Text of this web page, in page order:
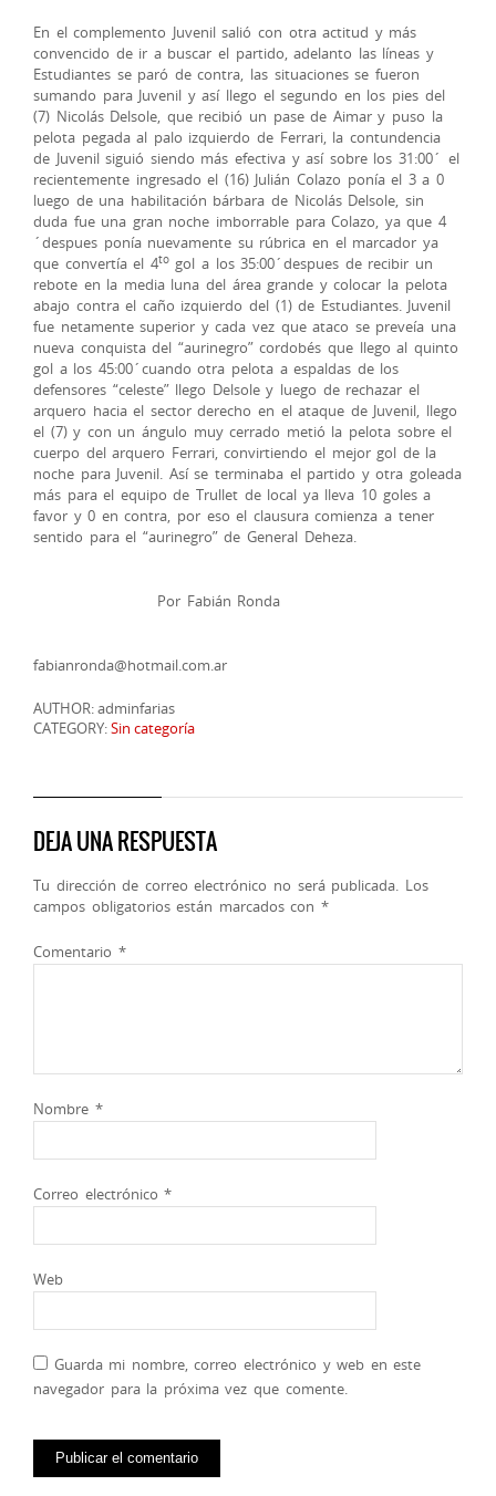
En el complemento Juvenil salió con otra actitud y más
convencido de ir a buscar el partido, adelanto las líneas y
Estudiantes se paró de contra, las situaciones se fueron
sumando para Juvenil y así llego el segundo en los pies del
(7) Nicolás Delsole, que recibió un pase de Aimar y puso la
pelota pegada al palo izquierdo de Ferrari, la contundencia
de Juvenil siguió siendo más efectiva y así sobre los 31:00´ el
recientemente ingresado el (16) Julián Colazo ponía el 3 a 0
luego de una habilitación bárbara de Nicolás Delsole, sin
duda fue una gran noche imborrable para Colazo, ya que 4
´despues ponía nuevamente su rúbrica en el marcador ya
que convertía el 4togol a los 35:00´despues de recibir un
rebote en la media luna del área grande y colocar la pelota
abajo contra el caño izquierdo del (1) de Estudiantes. Juvenil
fue netamente superior y cada vez que ataco se preveía una
nueva conquista del “aurinegro” cordobés que llego al quinto
gol a los 45:00´cuando otra pelota a espaldas de los
defensores “celeste” llego Delsole y luego de rechazar el
arquero hacia el sector derecho en el ataque de Juvenil, llego
el (7) y con un ángulo muy cerrado metió la pelota sobre el
cuerpo del arquero Ferrari, convirtiendo el mejor gol de la
noche para Juvenil. Así se terminaba el partido y otra goleada
más para el equipo de Trullet de local ya lleva 10 goles a
favor y 0 en contra, por eso el clausura comienza a tener
sentido para el “aurinegro” de General Deheza.
Por Fabián Ronda
fabianronda@hotmail.com.ar
AUTHOR: adminfarias
CATEGORY:Sin categoría
DEJA UNA RESPUESTA
Tu dirección de correo electrónico no será publicada. Los
campos obligatorios están marcados con *
Comentario *
Nombre *
Correo electrónico*
Web
Guarda mi nombre, correo electrónico y web en este
navegador para la próxima vez que comente.